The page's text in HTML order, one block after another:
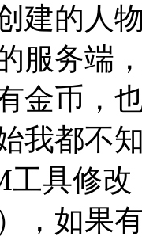
建的人
服务端
金币，
我都不
工具修
，如果